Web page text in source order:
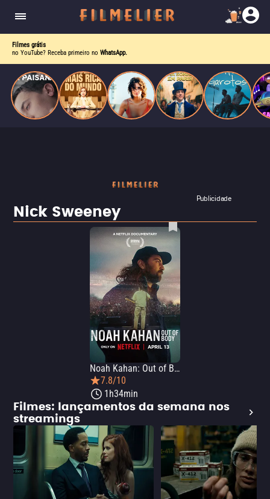
Filmes grátis
no YouTube? Receba primeiro no WhatsApp.
Publicidade
Nick Sweeney
Noah Kahan: Out of Body
7.8/10
1h34min
Filmes: lançamentos da semana nos
streamings
quando se apaixona por um de seus alvos.